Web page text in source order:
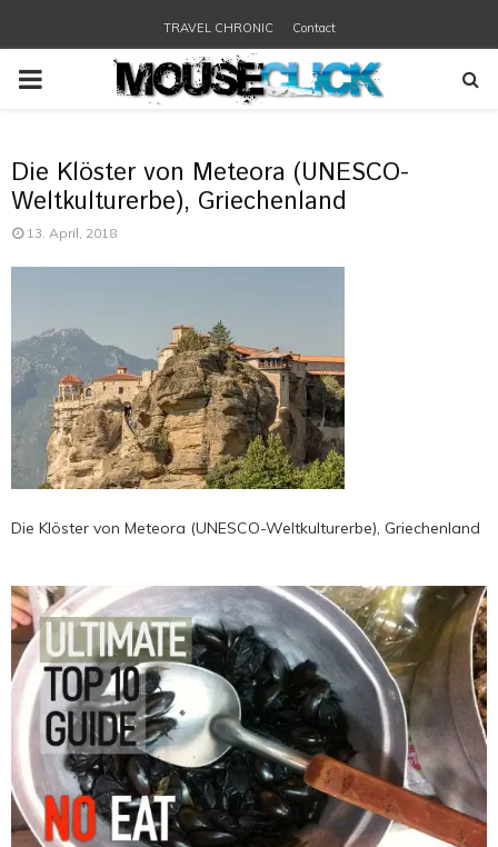
TRAVEL CHRONIC Contact
PRIMARY
Die Klöster von Meteora (UNESCO-
Weltkulturerbe), Griechenland
13. April, 2018
Die Klöster von Meteora (UNESCO-Weltkulturerbe), Griechenland